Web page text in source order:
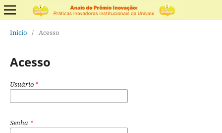
Início / Acesso
Acesso
Usuário *
Senha *